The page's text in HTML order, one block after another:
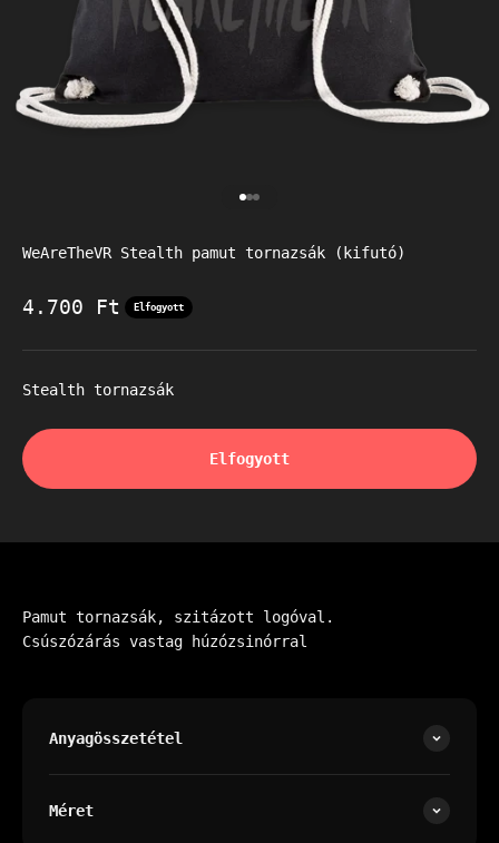
WeAreTheVR Stealth pamut tornazsák (kifutó)
Akciós ár
4.700 Ft Elfogyott
Stealth tornazsák
Elfogyott
Pamut tornazsák, szitázott logóval.
Csúszózárás vastag húzózsinórral
Anyagösszetétel
Méret